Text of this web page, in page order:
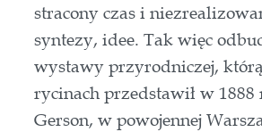
stracony czas i
syntezy, idee. Tak więc
wystawy przyrodniczej,
rycinach przedstawił w 1888
Gerson, w powojennej